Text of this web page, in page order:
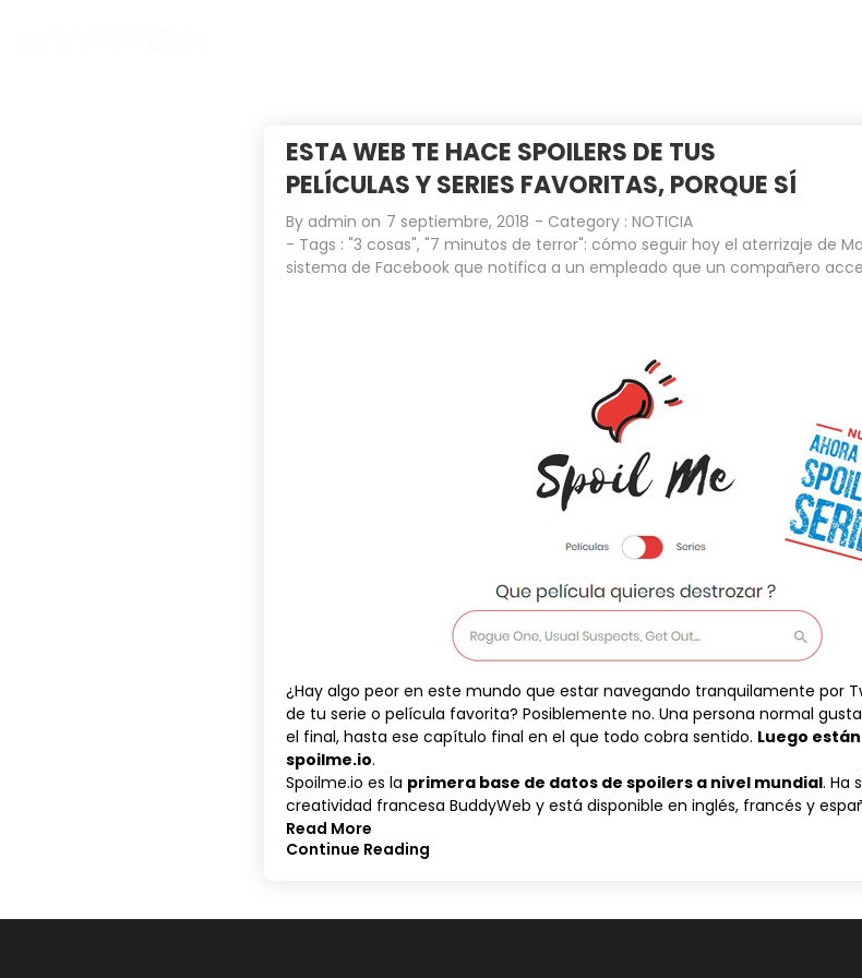
ESTA WEB TE HACE SPOILERS DE TUS
PELÍCULAS Y SERIES FAVORITAS, PORQUE SÍ
By admin on 7 septiembre, 2018 - Category : NOTICIA
- Tags : "3 cosas", "7 minutos de terror": cómo seguir hoy el aterrizaje de
sistema de Facebook que notifica a un empleado que un compañero
¿Hay algo peor en este mundo que estar navegando tranquilamente por
de tu serie o película favorita? Posiblemente no. Una persona normal
el final, hasta ese capítulo final en el que todo cobra sentido. Luego
spoilme.io.
Spoilme.io es la primera base de datos de spoilers a nivel mundial. Ha
creatividad francesa BuddyWeb y está disponible en inglés, francés y
Read More
Continue Reading